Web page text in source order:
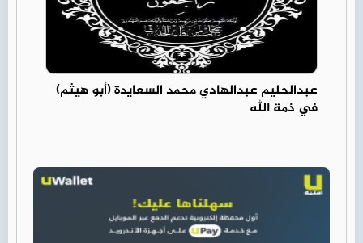
عبدالحليم عبدالهادي محمد السعايدة (أبو هيثم)
في ذمة الله